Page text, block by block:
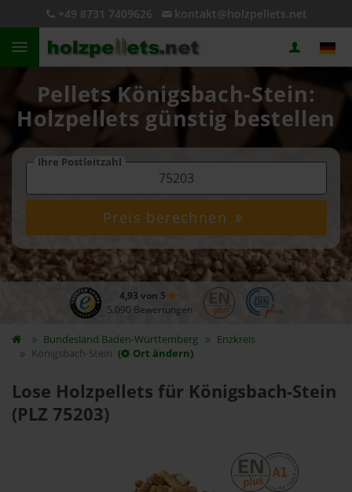
+49 8731 7409626 kontakt@holzpellets.net
Pellets Königsbach-Stein:
Holzpellets günstig bestellen
Ihre Postleitzahl
Preis berechnen
4,93 von 5
5.090 Bewertungen
Bundesland Baden-Württemberg
Enzkreis
Königsbach-Stein ( Ort ändern)
Lose Holzpellets für Königsbach-Stein
(PLZ 75203)